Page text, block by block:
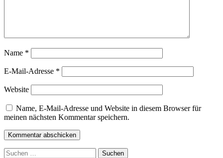
Name *
E-Mail-Adresse *
Website
Name, E-Mail-Adresse und Website in diesem Browser für
meinen nächsten Kommentar speichern.
Suchen